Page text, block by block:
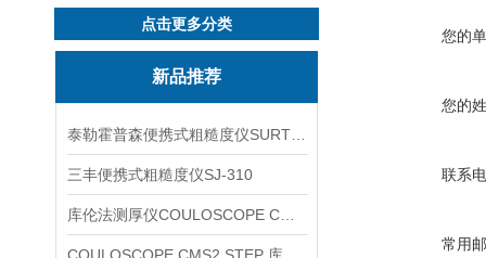
点击更多分类
新品推荐
三丰便携式粗糙度仪SJ-310
您的
您的
联系
常用